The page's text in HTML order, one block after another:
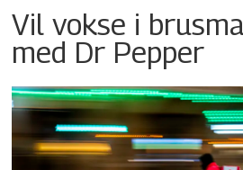
Vil vokse i
med Dr Pepper